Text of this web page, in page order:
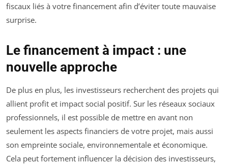
fiscaux liés à votre financement afin d’éviter toute mauvaise
surprise.
Le financement à impact : une
nouvelle approche
De plus en plus, les investisseurs recherchent des projets qui
allient profit et impact social positif. Sur les réseaux sociaux
professionnels, il est possible de mettre en avant non
seulement les aspects financiers de votre projet, mais aussi
son empreinte sociale, environnementale et économique.
Cela peut fortement influencer la décision des investisseurs,